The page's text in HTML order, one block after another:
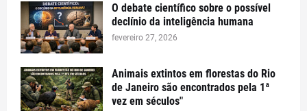
O debate científico sobre o possível
declínio da inteligência humana
fevereiro 27, 2026
Animais extintos em florestas do Rio
de Janeiro são encontrados pela 1ª
vez em séculos"